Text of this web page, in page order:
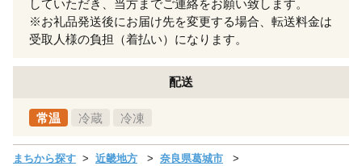
していただき、当方までご連絡をお願い致します。
※お礼品発送後にお届け先を変更する場合、転送料金は
受取人様の負担（着払い）になります。
配送
常温 冷蔵 冷凍
まちから探す 近畿地方
奈良県葛城市